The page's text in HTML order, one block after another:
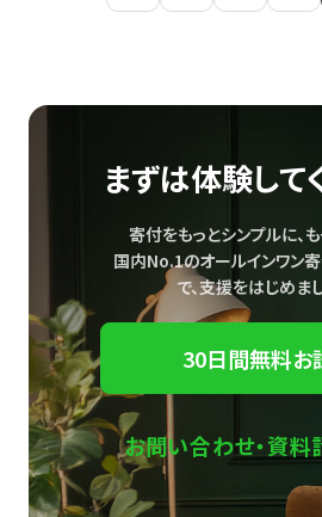
まずは体験して
寄付をもっとシンプルに、
国内No.1のオールインワン
で、支援をはじめまし
30日間無料お
お問い合わせ・資料